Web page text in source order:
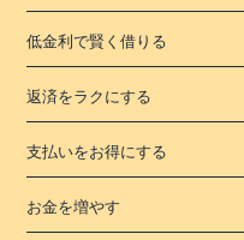
低金利で賢く借りる
返済をラクにする
支払いをお得にする
お金を増やす